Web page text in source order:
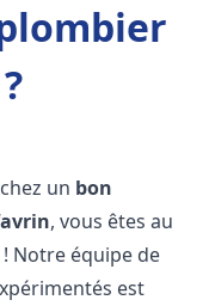
un bon
, vous êtes au
Notre équipe de
est